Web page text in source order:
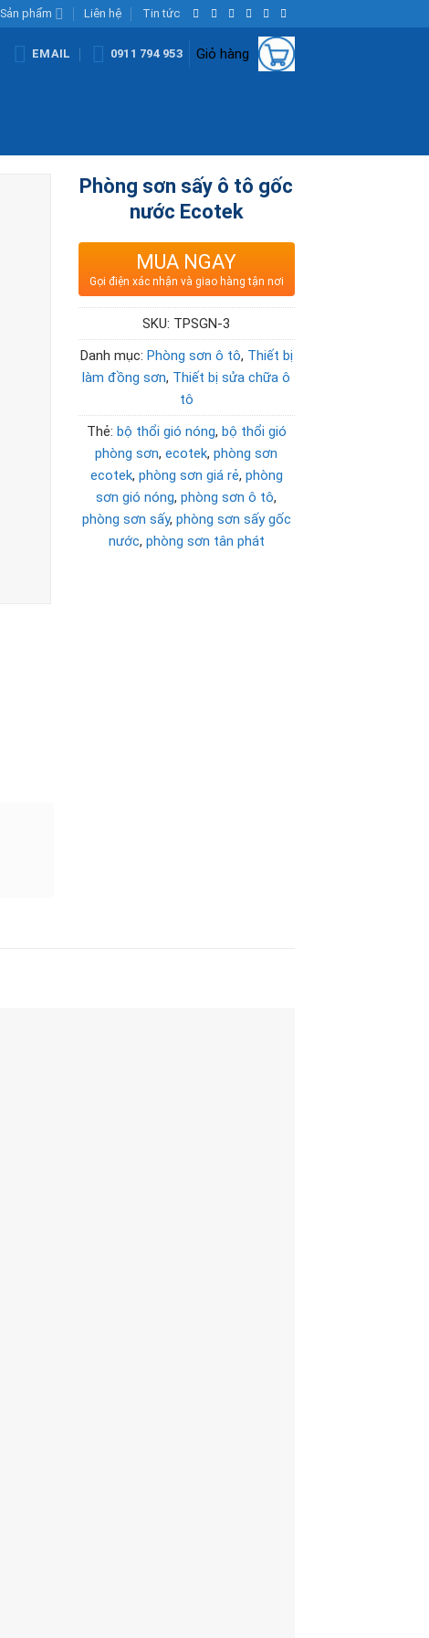
Sản phẩm Liên hệ Tin tức
EMAIL 0911 794 953 Giỏ hàng
Phòng sơn sấy ô tô gốc
nước Ecotek
MUA NGAY
Gọi điện xác nhận và giao hàng tận nơi
SKU: TPSGN-3
Danh mục: Phòng sơn ô tô, Thiết bị
làm đồng sơn, Thiết bị sửa chữa ô
tô
Thẻ: bộ thổi gió nóng, bộ thổi gió
phòng sơn,ecotek,phòng sơn
ecotek, phòng sơn giá rẻ, phòng
sơn gió nóng,phòng sơn ô tô,
phòng sơn sấy, phòng sơn sấy gốc
nước, phòng sơn tân phát